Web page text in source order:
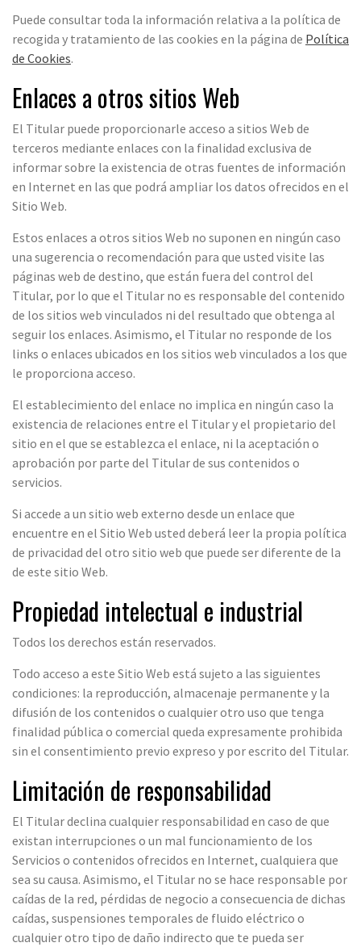
Puede consultar toda la información relativa a la política de
recogida y tratamiento de las cookies en la página de Política
de Cookies.
Enlaces a otros sitios Web
El Titular puede proporcionarle acceso a sitios Web de
terceros mediante enlaces con la finalidad exclusiva de
informar sobre la existencia de otras fuentes de información
en Internet en las que podrá ampliar los datos ofrecidos en el
Sitio Web.
Estos enlaces a otros sitios Web no suponen en ningún caso
una sugerencia o recomendación para que usted visite las
páginas web de destino, que están fuera del control del
Titular, por lo que el Titular no es responsable del contenido
de los sitios web vinculados ni del resultado que obtenga al
seguir los enlaces. Asimismo, el Titular no responde de los
links o enlaces ubicados en los sitios web vinculados a los que
le proporciona acceso.
El establecimiento del enlace no implica en ningún caso la
existencia de relaciones entre el Titular y el propietario del
sitio en el que se establezca el enlace, ni la aceptación o
aprobación por parte del Titular de sus contenidos o
servicios.
Si accede a un sitio web externo desde un enlace que
encuentre en el Sitio Web usted deberá leer la propia política
de privacidad del otro sitio web que puede ser diferente de la
de este sitio Web.
Propiedad intelectual e industrial
Todos los derechos están reservados.
Todo acceso a este Sitio Web está sujeto a las siguientes
condiciones: la reproducción, almacenaje permanente y la
difusión de los contenidos o cualquier otro uso que tenga
finalidad pública o comercial queda expresamente prohibida
sin el consentimiento previo expreso y por escrito del Titular.
Limitación de responsabilidad
El Titular declina cualquier responsabilidad en caso de que
existan interrupciones o un mal funcionamiento de los
Servicios o contenidos ofrecidos en Internet, cualquiera que
sea su causa. Asimismo, el Titular no se hace responsable por
caídas de la red, pérdidas de negocio a consecuencia de dichas
caídas, suspensiones temporales de fluido eléctrico o
cualquier otro tipo de daño indirecto que te pueda ser